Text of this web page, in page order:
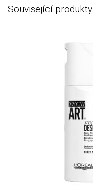
Související produkty